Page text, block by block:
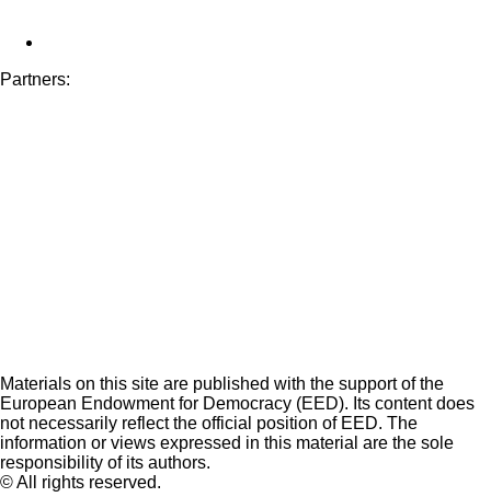
Partners:
Materials on this site are published with the support of the
European Endowment for Democracy (EED). Its content does
not necessarily reflect the official position of EED. The
information or views expressed in this material are the sole
responsibility of its authors.
© All rights reserved.